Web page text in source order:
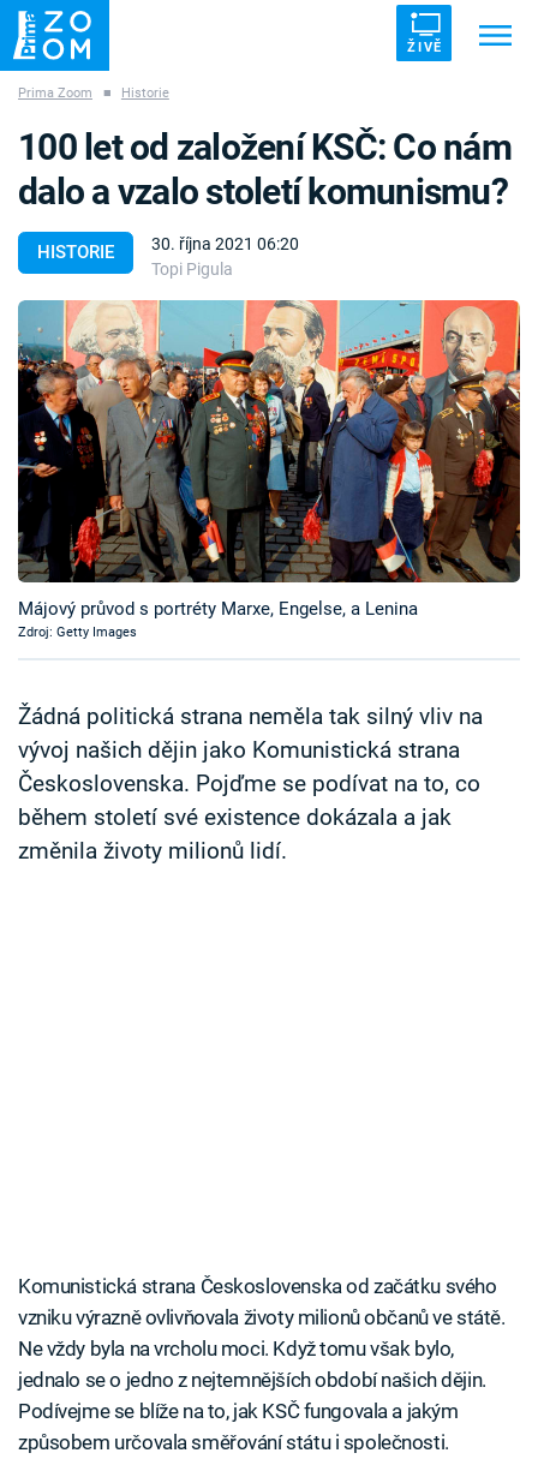
ŽIVĚ
ZÁHADY VETŘELCI DÁVNOVĚKU
Témata
Témata
Pořady
TV Program
Časopis
Sledujte prima+
Sledujte nás
Prima Zoom ■ Historie
HISTORIE
30. října 2021 06:20
Topi Pigula
100 let od založení KSČ: Co nám
dalo a vzalo století komunismu?
Májový průvod s portréty Marxe, Engelse, a Lenina
Zdroj: Getty Images
Žádná politická strana neměla tak silný vliv na
vývoj našich dějin jako Komunistická strana
Československa. Pojďme se podívat na to, co
během století své existence dokázala a jak
změnila životy milionů lidí.
Komunistická strana Československa od začátku svého
vzniku výrazně ovlivňovala životy milionů občanů ve státě.
Ne vždy byla na vrcholu moci. Když tomu však bylo,
jednalo se o jedno z nejtemnějších období našich dějin.
Podívejme se blíže na to, jak KSČ fungovala a jakým
způsobem určovala směřování státu i společnosti.